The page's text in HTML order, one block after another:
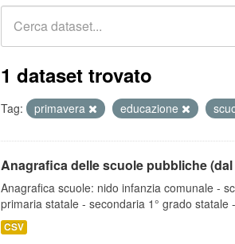
1 dataset trovato
Tag: primavera educazione
Anagrafica delle scuole pubbliche
Anagrafica scuole: nido infanzia comunale -
primaria statale - secondaria 1° grado statale
CSV